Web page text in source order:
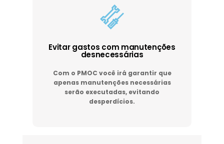
Evitar gastos com manutenções
desnecessárias
Com o PMOC você irá garantir que
apenas manutenções necessárias
serão executadas, evitando
desperdícios.